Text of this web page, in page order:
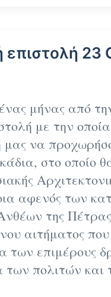
επιστολή 23
μήνας από
με την
μας να
στο οποίο
αφενός των
της
αιτήματος
των επιμέρους
των πολιτών και